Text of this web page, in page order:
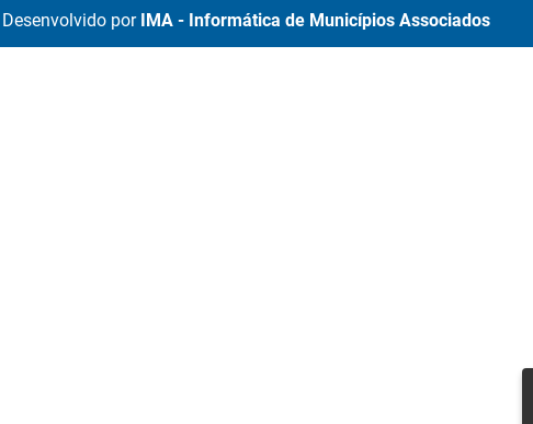
Desenvolvido por IMA - Informática de Municípios Associados